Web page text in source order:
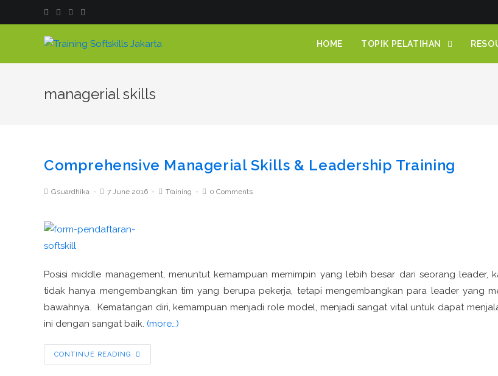
HOME TOPIK PELATIHAN
managerial skills
Comprehensive Managerial Skills & Leadership Training
Gsuardhika 7 June 2016 Training 0 Comments
Posisi middle management, menuntut kemampuan memimpin yang lebih besar dari seorang leader,
tidak hanya mengembangkan tim yang berupa pekerja, tetapi mengembangkan para leader yang
bawahnya. Kematangan diri, kemampuan menjadi role model, menjadi sangat vital untuk dapat
ini dengan sangat baik. (more…)
CONTINUE READING